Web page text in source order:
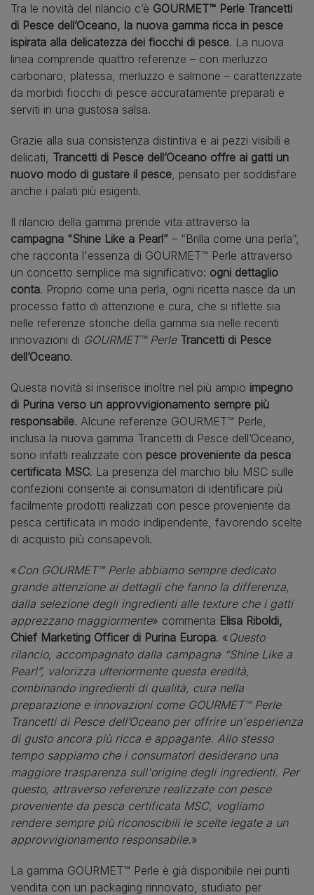
Tra le novità del rilancio c’è GOURMET™ Perle Trancetti
di Pesce dell’Oceano, la nuova gamma ricca in pesce
ispirata alla delicatezza dei fiocchi di pesce. La nuova
linea comprende quattro referenze – con merluzzo
carbonaro, platessa, merluzzo e salmone – caratterizzate
da morbidi fiocchi di pesce accuratamente preparati e
serviti in una gustosa salsa.
Grazie alla sua consistenza distintiva e ai pezzi visibili e
delicati, Trancetti di Pesce dell’Oceano offre ai gatti un
nuovo modo di gustare il pesce , pensato per soddisfare
anche i palati più esigenti.
Il rilancio della gamma prende vita attraverso la
campagna “Shine Like a Pearl” – “Brilla come una perla”,
che racconta l'essenza di GOURMET™ Perle attraverso
un concetto semplice ma significativo: ogni dettaglio
conta. Proprio come una perla, ogni ricetta nasce da un
processo fatto di attenzione e cura, che si riflette sia
nelle referenze storiche della gamma sia nelle recenti
innovazioni di GOURMET™ Perle Trancetti di Pesce
dell’Oceano.
Questa novità si inserisce inoltre nel più ampio impegno
di Purina verso un approvvigionamento sempre più
responsabile. Alcune referenze GOURMET™ Perle,
inclusa la nuova gamma Trancetti di Pesce dell’Oceano,
sono infatti realizzate con pesce proveniente da pesca
certificata MSC. La presenza del marchio blu MSC sulle
confezioni consente ai consumatori di identificare più
facilmente prodotti realizzati con pesce proveniente da
pesca certificata in modo indipendente, favorendo scelte
di acquisto più consapevoli.
«Con GOURMET™ Perle abbiamo sempre dedicato
grande attenzione ai dettagli che fanno la differenza,
dalla selezione degli ingredienti alle texture che i gatti
apprezzano maggiormente» commenta Elisa Riboldi,
Chief Marketing Officer di Purina Europa. «Questo
rilancio, accompagnato dalla campagna “Shine Like a
Pearl”, valorizza ulteriormente questa eredità,
combinando ingredienti di qualità, cura nella
preparazione e innovazioni come GOURMET™ Perle
Trancetti di Pesce dell’Oceano per offrire un'esperienza
di gusto ancora più ricca e appagante. Allo stesso
tempo sappiamo che i consumatori desiderano una
maggiore trasparenza sull'origine degli ingredienti. Per
questo, attraverso referenze realizzate con pesce
proveniente da pesca certificata MSC, vogliamo
rendere sempre più riconoscibili le scelte legate a un
approvvigionamento responsabile.»
La gamma GOURMET™ Perle è già disponibile nei punti
vendita con un packaging rinnovato, studiato per